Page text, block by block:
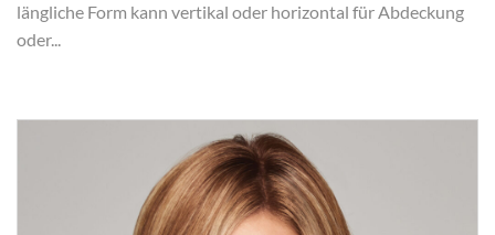
längliche Form kann vertikal oder horizontal für Abdeckung
oder...